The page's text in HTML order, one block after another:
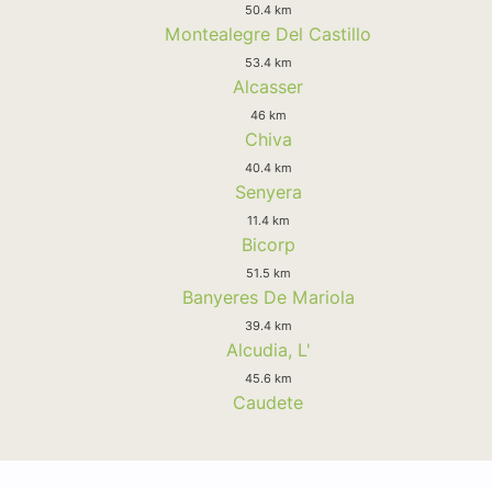
50.4 km
Montealegre Del Castillo
53.4 km
Alcasser
46 km
Chiva
40.4 km
Senyera
11.4 km
Bicorp
51.5 km
Banyeres De Mariola
39.4 km
Alcudia, L'
45.6 km
Caudete